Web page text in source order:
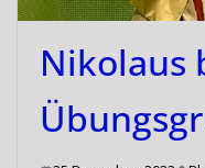
Nikolaus